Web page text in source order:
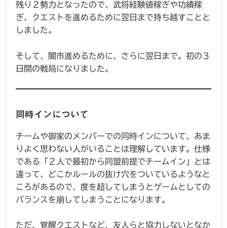
残り２勢力となったので、武将経験値稼ぎや功績稼
ぎ、クエストを進めるために翌日まで持ち越すことと
しました。
そして、闇市進めるために、さらに翌日まで。初の３
日間の戦局になりました。
同時インについて
チームや御家のメンバーでの同時インについて、あま
りよく思わない人がいることは理解しています。仕様
である「２人で最初から同盟前提でチームイン」とは
違って、どこかルールの抜け穴をついているようなと
ころがあるので、度を超してしまうとゲームとしての
バランスを崩してしまうことになります。
ただ、覚醒クエストなど、友人らと協力しないとなか